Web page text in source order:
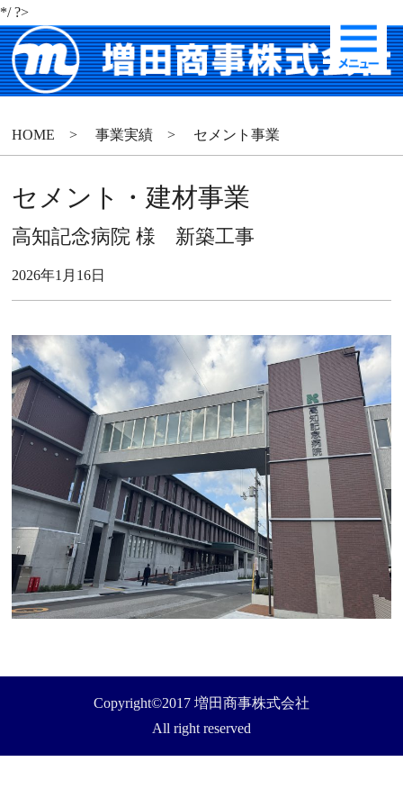
*/ ?>
HOME >事業実績 > セメント事業
セメント・建材事業
高知記念病院 様 新築工事
2026年1月16日
Copyright©2017 増田商事株式会社
All right reserved